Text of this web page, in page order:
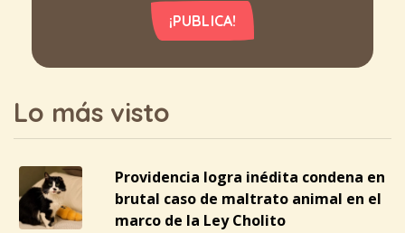
¡PUBLICA!
Lo más visto
Providencia logra inédita condena en
brutal caso de maltrato animal en el
marco de la Ley Cholito